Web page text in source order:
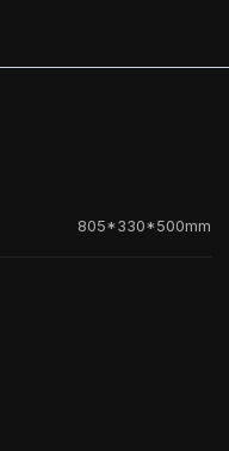
805*330*500mm